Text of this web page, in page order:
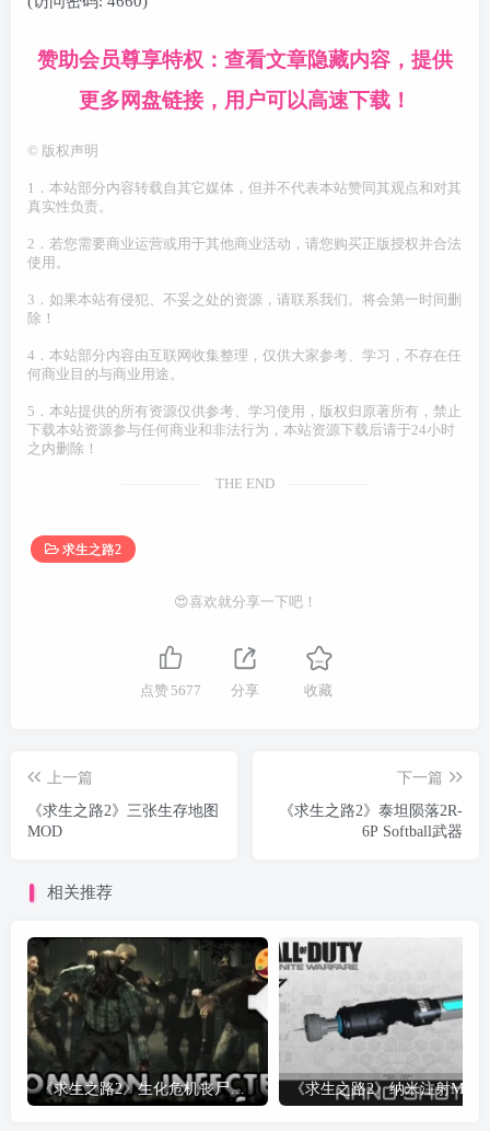
赞助会员尊享特权：查看文章隐藏内容，提供
更多网盘链接，用户可以高速下载！
© 版权声明
1．本站部分内容转载自其它媒体，但并不代表本站赞同其观点和对其
真实性负责。
2．若您需要商业运营或用于其他商业活动，请您购买正版授权并合法
使用。
3．如果本站有侵犯、不妥之处的资源，请联系我们。将会第一时间删
除！
4．本站部分内容由互联网收集整理，仅供大家参考、学习，不存在任
何商业目的与商业用途。
5．本站提供的所有资源仅供参考、学习使用，版权归原著所有，禁止
下载本站资源参与任何商业和非法行为，本站资源下载后请于24小时
之内删除！
THE END
求生之路2
😍喜欢就分享一下吧！
点赞 5677 分享 收藏
上一篇
《求生之路2》三张生存地图
MOD
下一篇
《求生之路2》泰坦陨落2R-
6P Softball武器
相关推荐
《求生之路2》生化危机丧尸模型 《求生之路2》纳米注射MOD